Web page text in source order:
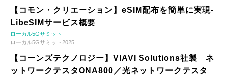
【コモン・クリエーション】eSIM配布を簡単に実現-
LibeSIMサービス概要
ローカル5Gサミット
ローカル5Gサミット2025
【コーンズテクノロジー】VIAVI Solutions社製 ネ
ットワークテスタONA800／光ネットワークテスタ